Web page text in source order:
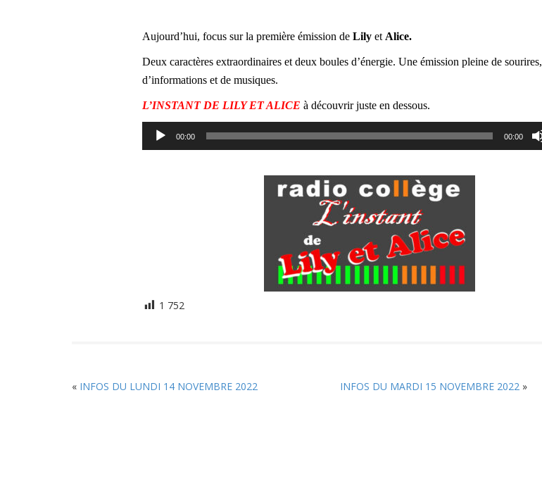
Aujourd’hui, focus sur la première émission de Lily et Alice.
Deux caractères extraordinaires et deux boules d’énergie. Une émission pleine de sourires,
d’informations et de musiques.
L’INSTANT DE LILY ET ALICE à découvrir juste en dessous.
Lecteur
audio
00:00 00:00
1 752
« INFOS DU LUNDI 14 NOVEMBRE 2022 INFOS DU MARDI 15 NOVEMBRE 2022»